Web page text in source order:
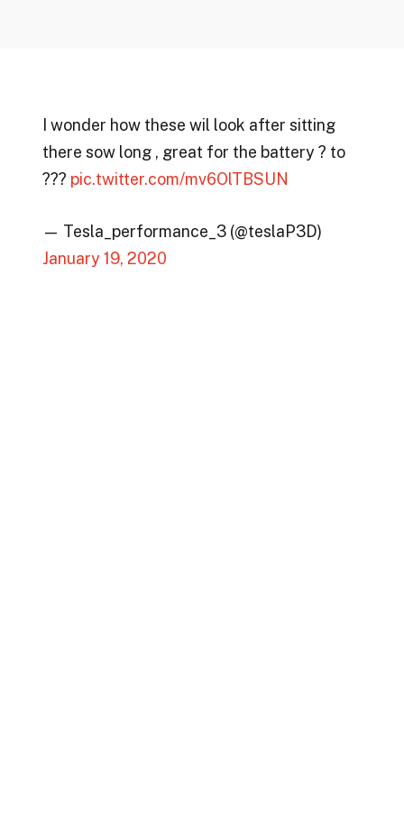
I wonder how these wil look after sitting
there sow long , great for the battery ? to
??? pic.twitter.com/mv6OlTBSUN
— Tesla_performance_3 (@teslaP3D)
January 19, 2020